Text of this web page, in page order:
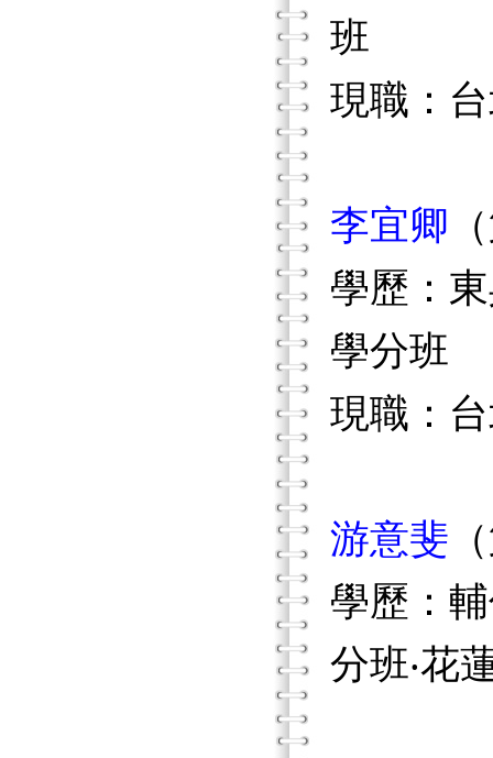
班
現職：
李宜卿
學歷：
學分班
現職：
游意斐
學歷：
分班‧花